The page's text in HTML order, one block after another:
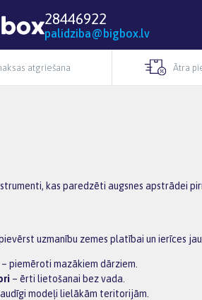
28446922
palidziba@bigbox.lv
atgriešana Ātra
kas paredzēti augsnes apstrādei
uzmanību zemes platībai un ierīces
– piemēroti mazākiem dārziem.
– ērti lietošanai bez vada.
modeļi lielākām teritorijām.